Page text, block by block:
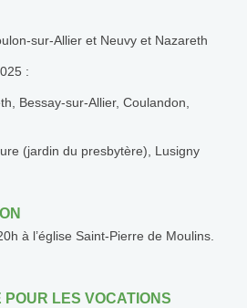
sur-Allier et Neuvy et Nazareth
:
Bessay-sur-Allier, Coulandon,
(jardin du presbytère), Lusigny
à l’église Saint-Pierre de Moulins.
LES VOCATIONS